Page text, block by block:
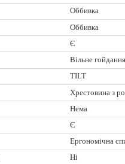
Оббивка
Оббивка
Є
Вільне гойдання
TILT
Хрестовина з
Нема
Є
Ергономічна
Ні